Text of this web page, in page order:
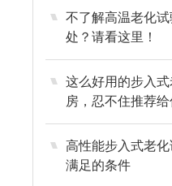
不了解高温老化试
处？请看这里！
这么好用的步入
房，忍不住推荐
高性能步入式老
满足的条件